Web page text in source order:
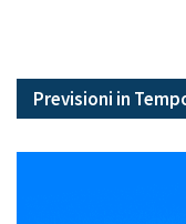
Previsioni in